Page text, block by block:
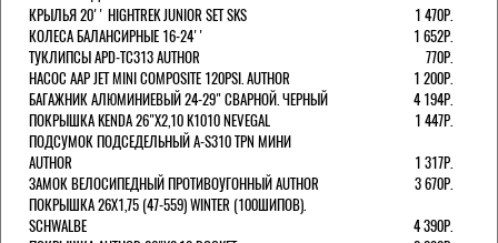
КРЫЛЬЯ 20'' HIGHTREK JUNIOR SET SKS
1 470Р.
КОЛЕСА БАЛАНСИРНЫЕ 16-24''
1 652Р.
ТУКЛИПСЫ APD-TC313 AUTHOR
770Р.
НАСОС AAP JET MINI COMPOSITE 120PSI. AUTHOR
1 200Р.
БАГАЖНИК АЛЮМИНИЕВЫЙ 24-29" СВАРНОЙ. ЧЕРНЫЙ
4 194Р.
ПОКРЫШКА KENDA 26"Х2,10 K1010 NEVEGAL
1 447Р.
ПОДСУМОК ПОДСЕДЕЛЬНЫЙ A-S310 TPN МИНИ
AUTHOR
1 317Р.
ЗАМОК ВЕЛОСИПЕДНЫЙ ПРОТИВОУГОННЫЙ AUTHOR
3 670Р.
ПОКРЫШКА 26X1,75 (47-559) WINTER (100ШИПОВ).
SCHWALBE
4 390Р.